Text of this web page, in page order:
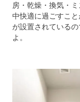
房・乾燥・換気・
中快適に過ごすこ
が設置されている
よ。